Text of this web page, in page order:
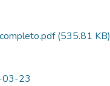
(535.81 KB)
23